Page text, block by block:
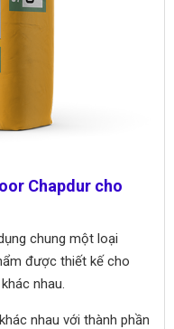
Chapdur cho
chung một loại
được thiết kế cho
nhau.
nhau với thành phần